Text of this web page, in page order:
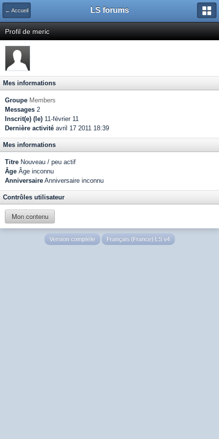
← Accueil LS forums
Profil de meric
Mes informations
Groupe Members
Messages 2
Inscrit(e) (le) 11-février 11
Dernière activité avril 17 2011 18:39
Mes informations
Titre Nouveau / peu actif
Âge Âge inconnu
Anniversaire Anniversaire inconnu
Contrôles utilisateur
Mon contenu
Version complète Français (France) LS v4